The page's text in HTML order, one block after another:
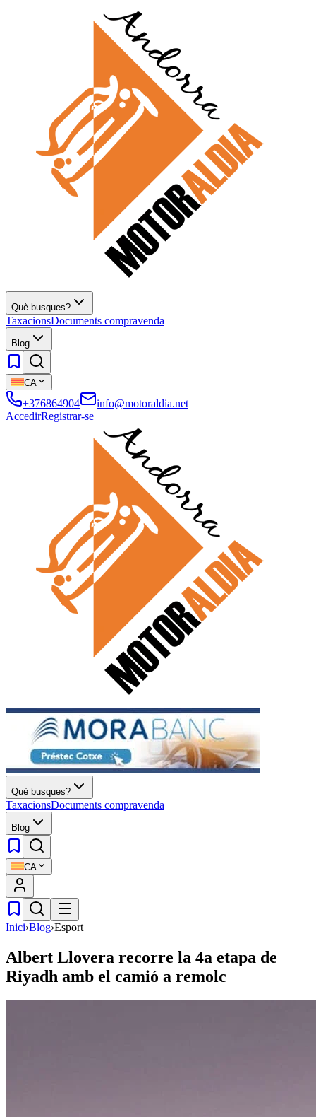
Què busques?
TaxacionsDocuments compravenda
Blog
CA
+376864904
info@motoraldia.net
AccedirRegistrar-se
Què busques?
TaxacionsDocuments compravenda
Blog
CA
Inici›Blog›Esport
Albert Llovera recorre la 4a etapa de
Riyadh amb el camió a remolc